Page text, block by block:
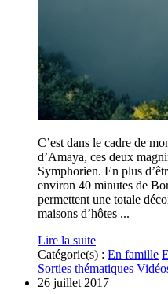
C’est dans le cadre de
d’Amaya, ces deux
Symphorien. En plus
environ 40 minutes de
permettent une totale
maisons d’hôtes ...
Lire la suite
Catégorie(s) : En famille
Sorties thématiques
26 juillet 2017